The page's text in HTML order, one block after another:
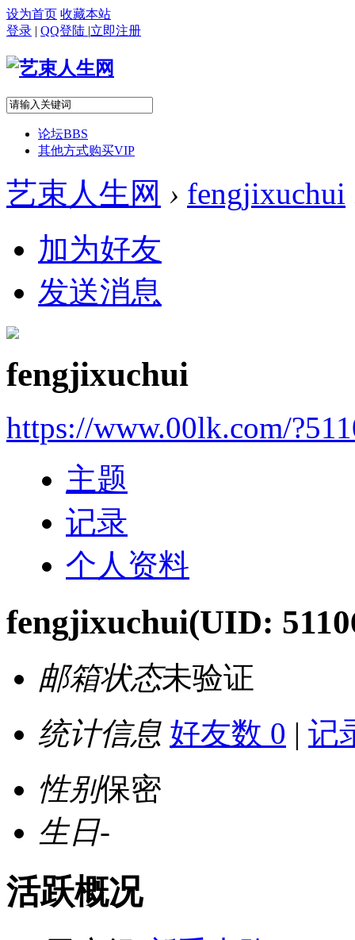
设为首页 收藏本站
登录 | QQ登陆 |立即注册
论坛BBS
其他方式购买VIP
艺束人生网 › fengjixuchui
加为好友
发送消息
fengjixuchui
https://www.00lk.com/
主题
记录
个人资料
fengjixuchui(UID:
邮箱状态未验证
统计信息 好友数 0 | 记
性别保密
生日-
活跃概况